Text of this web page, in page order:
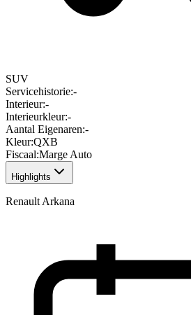
SUV
Servicehistorie:-
Interieur:-
Interieurkleur:-
Aantal Eigenaren:-
Kleur:QXB
Fiscaal:Marge Auto
Highlights
Renault Arkana